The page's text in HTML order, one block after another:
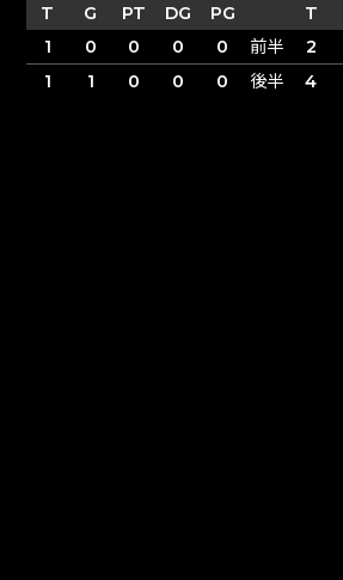
T G PT DG PG T
1
0 0 0 0 前半 2
1
1 0 0 0 後半 4